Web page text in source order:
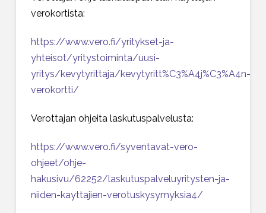
verokortista:
https://www.vero.fi/yritykset-ja-
yhteisot/yritystoiminta/uusi-
yritys/kevytyrittaja/kevytyritt%C3%A4j%C3%A4n-
verokortti/
Verottajan ohjeita laskutuspalvelusta:
https://www.vero.fi/syventavat-vero-
ohjeet/ohje-
hakusivu/62252/laskutuspalveluyritysten-ja-
niiden-kayttajien-verotuskysymyksia4/